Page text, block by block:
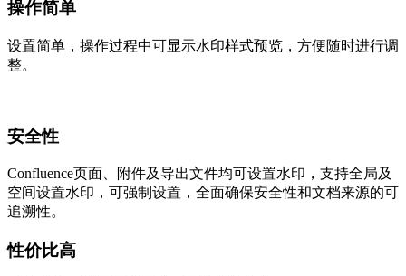
操作简单
设置简单，操作过程中可显示水印样式预览，方便随时进行调
整。
安全性
Confluence页面、附件及导出文件均可设置水印，支持全局及
空间设置水印，可强制设置，全面确保安全性和文档来源的可
追溯性。
性价比高